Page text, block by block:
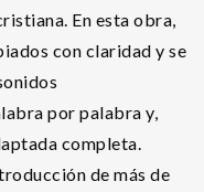
En esta obra,
con claridad y se
por palabra y,
completa.
de más de